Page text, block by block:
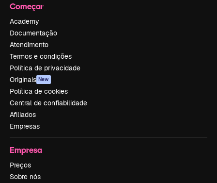
Começar
Academy
Documentação
Atendimento
Termos e condições
Política de privacidade
Originais New
Política de cookies
Central de confiabilidade
Afiliados
Empresas
Empresa
Preços
Sobre nós